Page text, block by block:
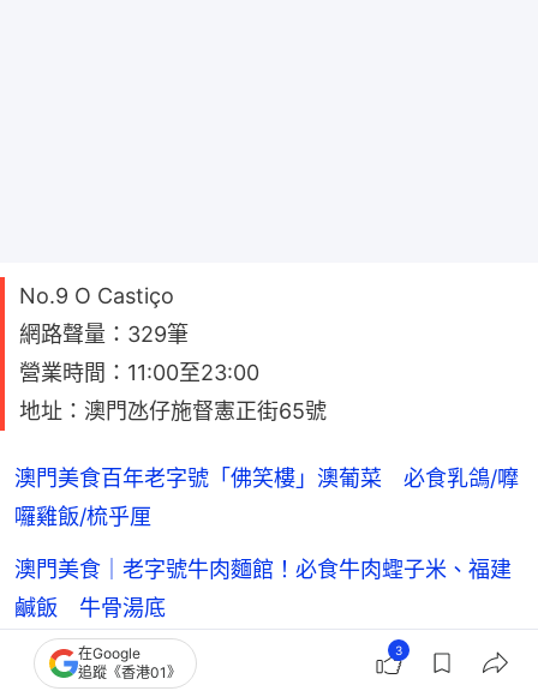
No.9 O Castiço
網路聲量：329筆
營業時間：11:00至23:00
地址：澳門氹仔施督憲正街65號
澳門美食百年老字號「佛笑樓」澳葡菜 必食乳鴿/嚤
囉雞飯/梳乎厘
澳門美食｜老字號牛肉麵館！必食牛肉蟶子米、福建
鹹飯 牛骨湯底
No.8 鸞鳴
在Google
追蹤《香港01》
3